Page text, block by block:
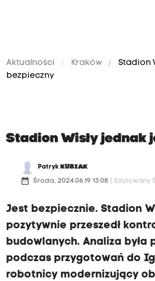
Aktualności Kraków
Stadion
bezpieczny
Stadion Wisły jednak
Patryk KUBIAK
date_range Środa, 2024.06.19 13:08 ( Edytowany
Jest bezpiecznie. Stadion
pozytywnie przeszedł
budowlanych. Analiza była
podczas przygotowań do
robotnicy modernizujący